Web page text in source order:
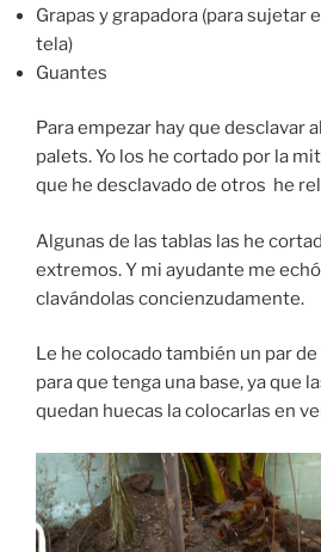
Grapas y grapadora (para sujetar
tela)
Guantes
Para empezar hay que desclavar
palets. Yo los he cortado por la
que he desclavado de otros he
Algunas de las tablas las he
extremos. Y mi ayudante me
clavándolas concienzudamente.
Le he colocado también un par
para que tenga una base, ya que
quedan huecas la colocarlas en